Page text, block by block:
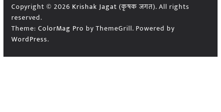
Copyright © 2026 Krishak Jagat (कृषक जगत). All rights
reserved.
Theme: ColorMag Pro by ThemeGrill. Powered by
WordPress.